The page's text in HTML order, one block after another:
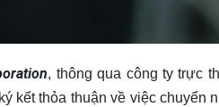
, thông qua công ty trực
kết thỏa thuận về việc chuyển